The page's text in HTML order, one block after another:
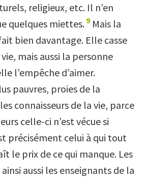
religieux, etc. Il n’en
quelques miettes. 9Mais la
bien davantage. Elle casse
mais aussi la personne
l’empêche d’aimer.
pauvres, proies de la
connaisseurs de la vie, parce
celle-ci n’est vécue si
précisément celui à qui tout
le prix de ce qui manque. Les
aussi les enseignants de la